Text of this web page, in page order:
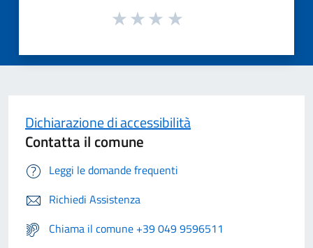
Dichiarazione di accessibilità
Contatta il comune
Leggi le domande frequenti
Richiedi Assistenza
Chiama il comune +39 049 9596511